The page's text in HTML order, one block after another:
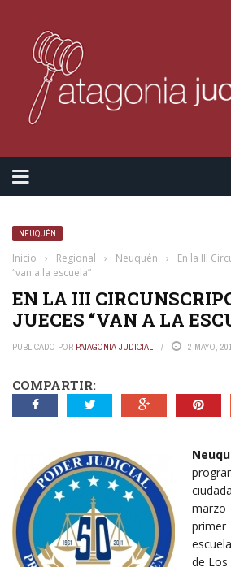
NEUQUÉN
Inicio › Regional › Neuquén ›
En la III
“van a la escuela”
EN LA III
JUECES “VAN A LA
PUBLICADO POR PATAGONIA JUDICIAL 2 MAYO,
COMPARTIR:
de Los